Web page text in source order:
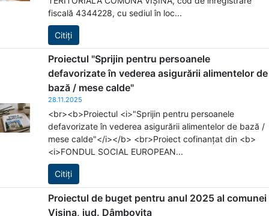
fiscală 4344228, cu sediul în loc...
Citiți
Proiectul "Sprijin pentru persoanele
defavorizate în vederea asigurării alimentelor de
bază / mese calde"
28.11.2025
<br><b>Proiectul <i>"Sprijin pentru persoanele
defavorizate în vederea asigurării alimentelor de bază /
mese calde"</i></b> <br>Proiect cofinanțat din <b>
<i>FONDUL SOCIAL EUROPEAN...
Citiți
Proiectul de buget pentru anul 2025 al comunei
Vișina, jud. Dâmbovița